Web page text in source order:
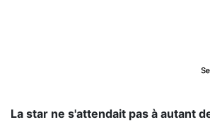
La star ne s'attendait pas à autant